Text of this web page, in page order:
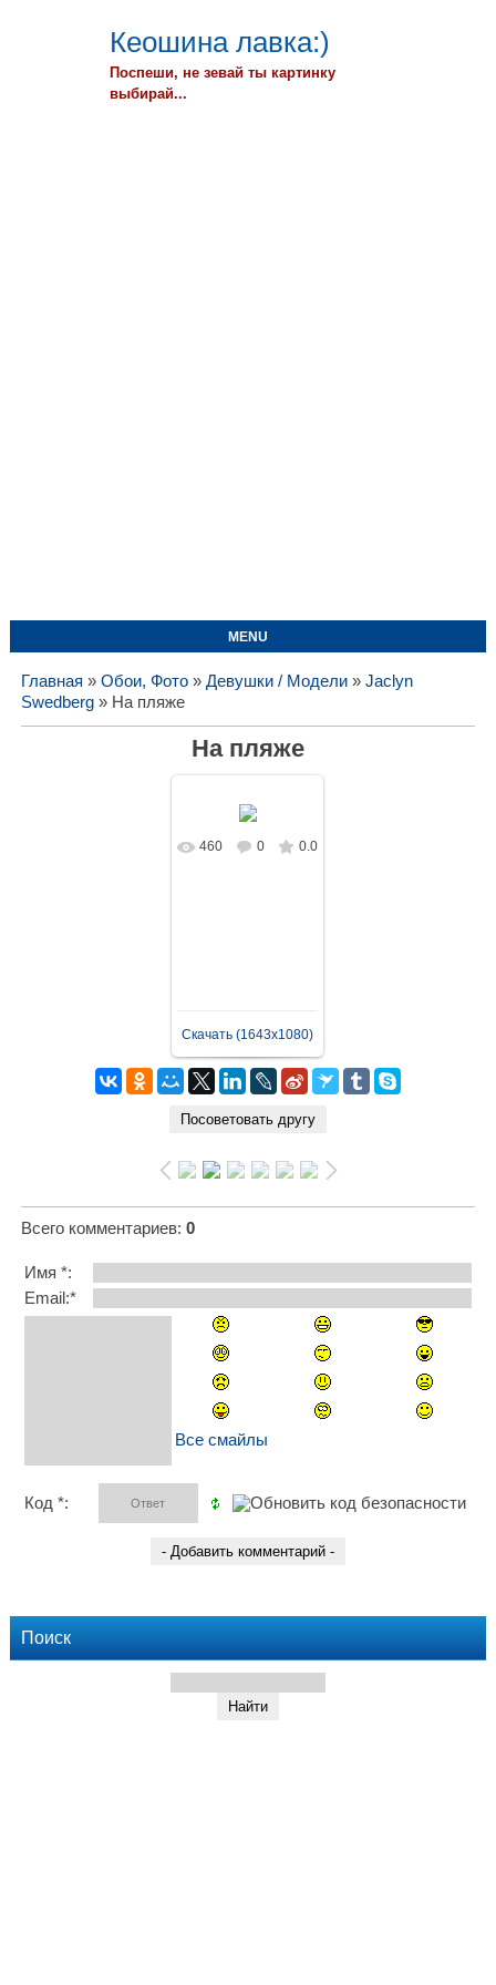
Кеошина лавка:)
Поспеши, не зевай ты картинку
выбирай...
MENU
Главная » Обои, Фото» Девушки / Модели» Jaclyn
Swedberg» На пляже
На пляже
В реальном
460 0 0.0
Скачать (1643x1080)
Всего комментариев: 0
Имя *:
Email:*
Все смайлы
Код *:
Поиск